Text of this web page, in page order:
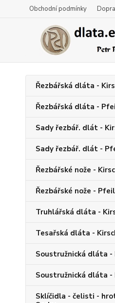
Obchodní podmínky
Řezbářská dláta -
Řezbářská dláta -
Sady řezbář. dlát -
Sady řezbář. dlát -
Řezbářské nože -
Řezbářské nože - Pfeil
Truhlářská dláta -
Tesařská dláta -
Soustružnická dláta -
Soustružnická dláta -
Sklíčidla - čelisti -